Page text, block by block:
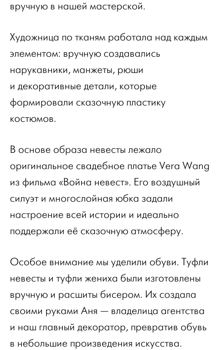
вручную в нашей мастерской.
Художница по тканям работала над каждым
элементом: вручную создавались
нарукавники, манжеты, рюши
и декоративные детали, которые
формировали сказочную пластику
костюмов.
В основе образа невесты лежало
оригинальное свадебное платье Vera Wang
из фильма «Война невест». Его воздушный
силуэт и многослойная юбка задали
настроение всей истории и идеально
поддержали её сказочную атмосферу.
Особое внимание мы уделили обуви. Туфли
невесты и туфли жениха были изготовлены
вручную и расшиты бисером. Их создала
своими руками Аня — владелица агентства
и наш главный декоратор, превратив обувь
в небольшие произведения искусства.